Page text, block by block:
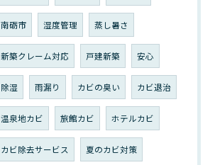
南砺市 湿度管理 蒸し暑さ
新築クレーム対応 戸建新築 安心
除湿 雨漏り カビの臭い カビ退治
温泉地カビ 旅館カビ ホテルカビ
カビ除去サービス 夏のカビ対策